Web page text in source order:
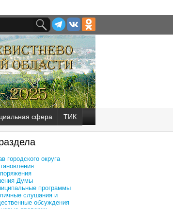
сфера ТИК
городского округа
Думы
программы
слушания и
обсуждения